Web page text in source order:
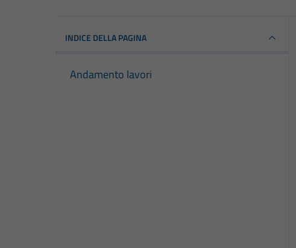
INDICE DELLA PAGINA
Andamento lavori